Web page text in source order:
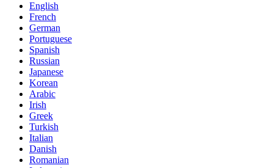
English
French
German
Portuguese
Spanish
Russian
Japanese
Korean
Arabic
Irish
Greek
Turkish
Italian
Danish
Romanian